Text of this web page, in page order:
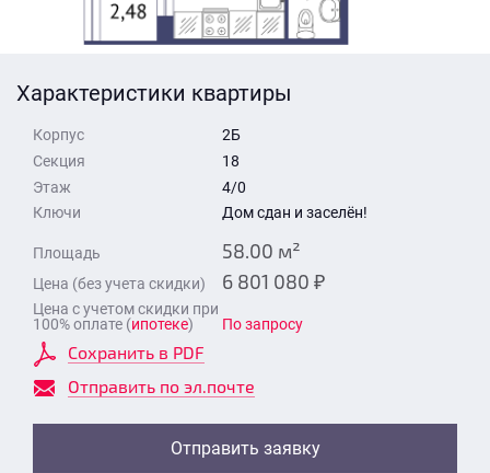
Характеристики квартиры
Корпус
2Б
Секция
18
Этаж
4/0
Ключи
Дом сдан и заселён!
Площадь 58.00 м²
Цена (без учета скидки) 6 801 080 ₽
Цена с учетом скидки при
100% оплате (ипотеке) По запросу
Сохранить в PDF
Отправить по эл.почте
Отправить заявку
Отправить
Отправить
Отправить